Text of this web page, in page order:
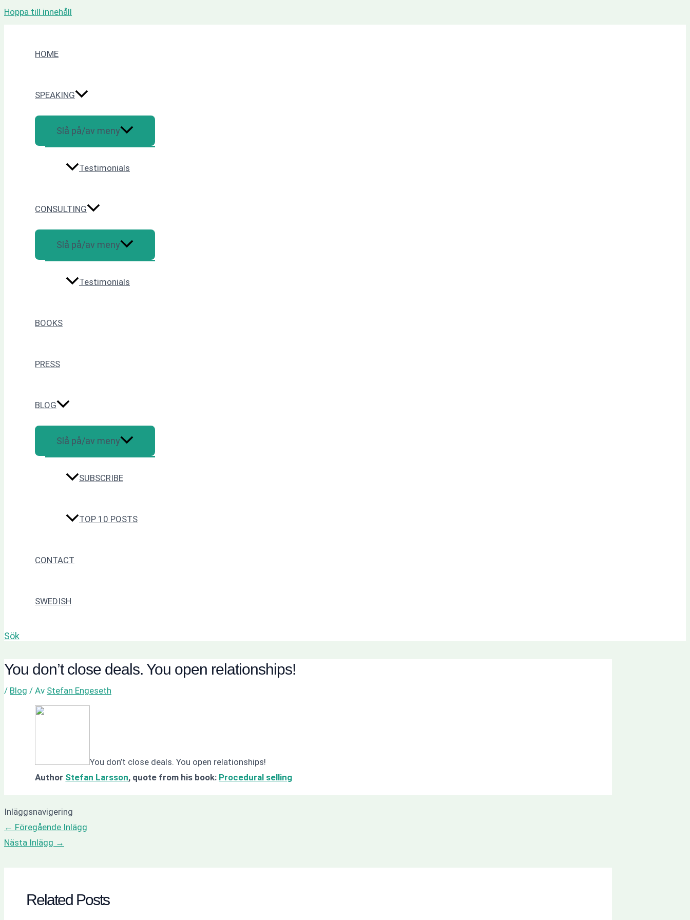
Hoppa till innehåll
HOME
SPEAKING
Slå på/av meny
Testimonials
CONSULTING
Slå på/av meny
Testimonials
BOOKS
PRESS
BLOG
Slå på/av meny
SUBSCRIBE
TOP 10 POSTS
CONTACT
SWEDISH
Sök
You don’t close deals. You open relationships!
/ Blog / Av Stefan Engeseth
You don’t close deals. You open relationships!
Author Stefan Larsson, quote from his book: Procedural selling
Inläggsnavigering
← Föregående Inlägg
Nästa Inlägg →
Related Posts